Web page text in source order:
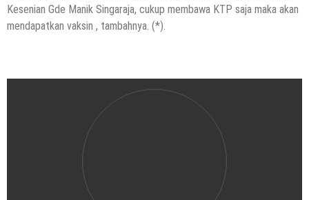
Kesenian Gde Manik Singaraja, cukup membawa KTP saja maka akan
mendapatkan vaksin , tambahnya. (*).